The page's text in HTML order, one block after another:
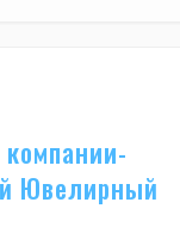
Ювелирный